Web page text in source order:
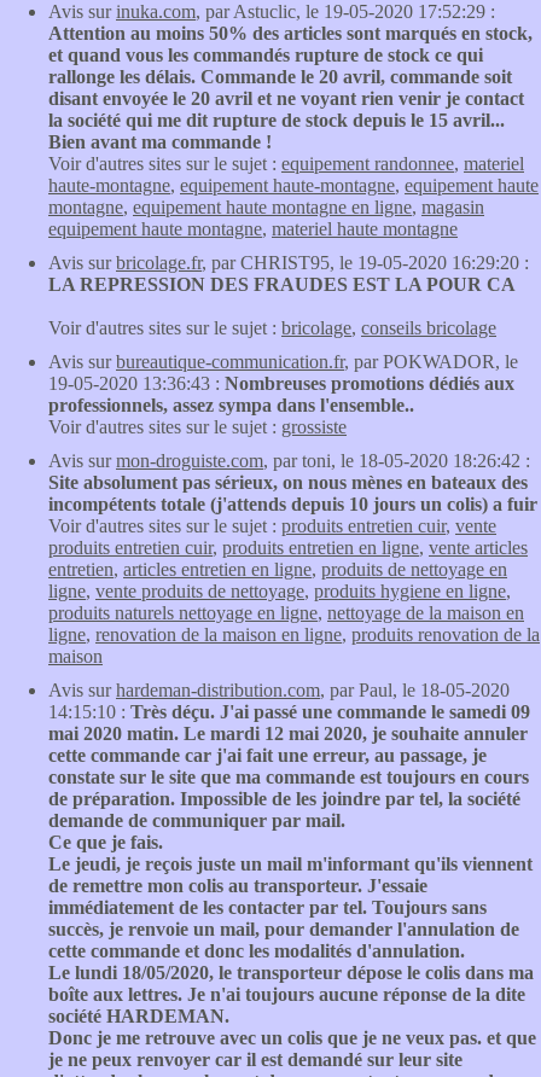
Avis surinuka.com, par Astuclic, le 19-05-2020 17:52:29 :
Attention au moins 50% des articles sont marqués en stock,
et quand vous les commandés rupture de stock ce qui
rallonge les délais. Commande le 20 avril, commande soit
disant envoyée le 20 avril et ne voyant rien venir je contact
la société qui me dit rupture de stock depuis le 15 avril...
Bien avant ma commande !
Voir d'autres sites sur le sujet : equipement randonnee, materiel
haute-montagne, equipement haute-montagne, equipement haute
montagne, equipement haute montagne en ligne, magasin
equipement haute montagne, materiel haute montagne
Avis surbricolage.fr, par CHRIST95, le 19-05-2020 16:29:20 :
LA REPRESSION DES FRAUDES EST LA POUR CA
Voir d'autres sites sur le sujet : bricolage, conseils bricolage
Avis surbureautique-communication.fr, par POKWADOR, le
19-05-2020 13:36:43 : Nombreuses promotions dédiés aux
professionnels, assez sympa dans l'ensemble..
Voir d'autres sites sur le sujet : grossiste
Avis surmon-droguiste.com, par toni, le 18-05-2020 18:26:42 :
Site absolument pas sérieux, on nous mènes en bateaux des
incompétents totale (j'attends depuis 10 jours un colis) a fuir
Voir d'autres sites sur le sujet : produits entretien cuir, vente
produits entretien cuir, produits entretien en ligne, vente articles
entretien, articles entretien en ligne, produits de nettoyage en
ligne, vente produits de nettoyage, produits hygiene en ligne,
produits naturels nettoyage en ligne, nettoyage de la maison en
ligne, renovation de la maison en ligne, produits renovation de la
maison
Avis surhardeman-distribution.com, par Paul, le 18-05-2020
14:15:10 : Très déçu. J'ai passé une commande le samedi 09
mai 2020 matin. Le mardi 12 mai 2020, je souhaite annuler
cette commande car j'ai fait une erreur, au passage, je
constate sur le site que ma commande est toujours en cours
de préparation. Impossible de les joindre par tel, la société
demande de communiquer par mail.
Ce que je fais.
Le jeudi, je reçois juste un mail m'informant qu'ils viennent
de remettre mon colis au transporteur. J'essaie
immédiatement de les contacter par tel. Toujours sans
succès, je renvoie un mail, pour demander l'annulation de
cette commande et donc les modalités d'annulation.
Le lundi 18/05/2020, le transporteur dépose le colis dans ma
boîte aux lettres. Je n'ai toujours aucune réponse de la dite
société HARDEMAN.
Donc je me retrouve avec un colis que je ne veux pas. et que
je ne peux renvoyer car il est demandé sur leur site